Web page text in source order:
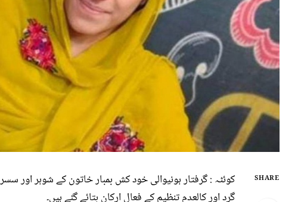
SHARE
کوئٹہ : گرفتار ہونیوالی خود کش بمبار خاتون کے شوہر اور
گرد اور کالعدم تنظیم کے فعال ارکان بتائے گئے ہیں۔